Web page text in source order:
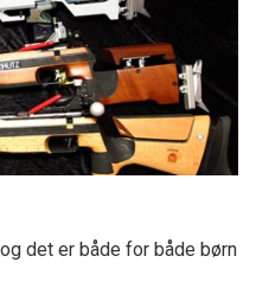
det er både for både børn